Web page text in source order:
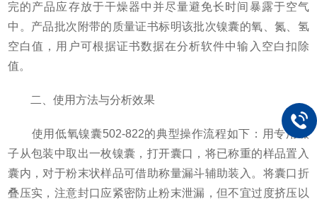
完的产品应存放于干燥器中并尽量避免长时间暴露于空气
中。产品批次附带的质量证书标明该批次镍囊的氧、氮、氢
空白值，用户可根据证书数据在分析软件中输入空白扣除
值。
二、使用方法与分析效果
使用低氧镍囊502-822的典型操作流程如下：用专用镊
子从包装中取出一枚镍囊，打开囊口，将已称重的样品置入
囊内，对于粉末状样品可借助称量漏斗辅助装入。将囊口折
叠压实，注意封口应紧密防止粉末泄漏，但不宜过度挤压以